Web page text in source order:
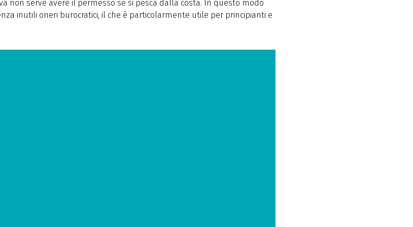
non serve avere il permesso se si pesca dalla costa. In questo modo
inutili oneri burocratici, il che è particolarmente utile per principianti e